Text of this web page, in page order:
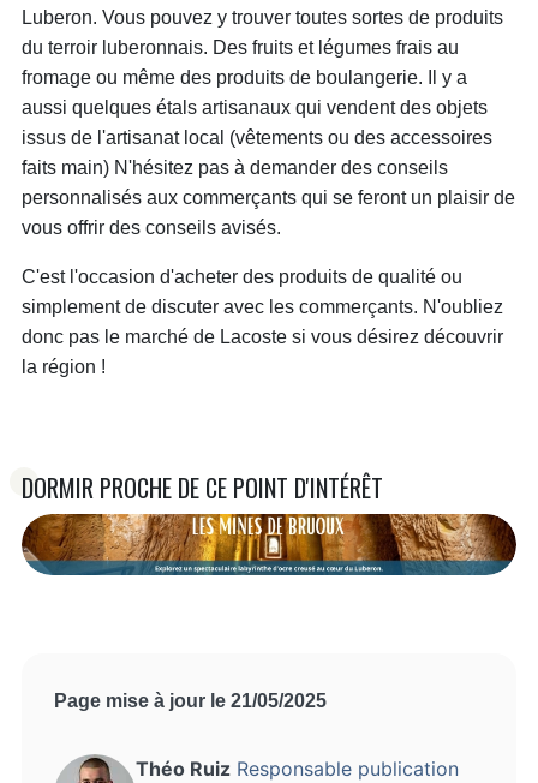
Luberon. Vous pouvez y trouver toutes sortes de produits
du terroir luberonnais. Des fruits et légumes frais au
fromage ou même des produits de boulangerie. Il y a
aussi quelques étals artisanaux qui vendent des objets
issus de l'artisanat local (vêtements ou des accessoires
faits main) N'hésitez pas à demander des conseils
personnalisés aux commerçants qui se feront un plaisir de
vous offrir des conseils avisés.
C'est l'occasion d'acheter des produits de qualité ou
simplement de discuter avec les commerçants. N'oubliez
donc pas le marché de Lacoste si vous désirez découvrir
la région !
DORMIR PROCHE DE CE POINT D'INTÉRÊT
Page mise à jour le 21/05/2025
Théo Ruiz Responsable publication